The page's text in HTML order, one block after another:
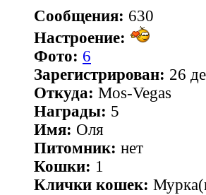
Сообщения: 630
Настроение:
Фото: 6
Зарегистрирован: 26
Откуда: Mos-Vegas
Награды: 5
Имя: Оля
Питомник: нет
Кошки: 1
Клички кошек: